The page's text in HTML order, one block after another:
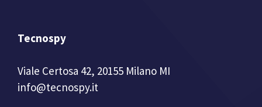
Tecnospy
Viale Certosa 42, 20155 Milano MI
info@tecnospy.it